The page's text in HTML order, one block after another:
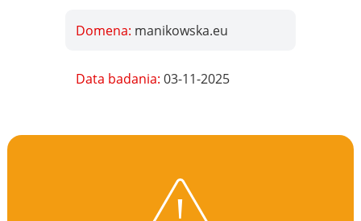
Domena: manikowska.eu
Data badania:03-11-2025